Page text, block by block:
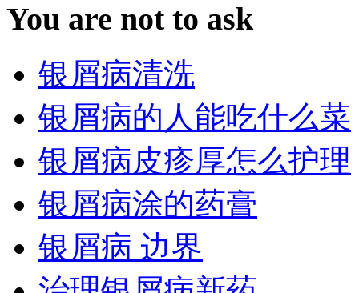
You are not to ask
银屑病清洗
银屑病的人能吃什么菜
银屑病皮疹厚怎么护理
银屑病涂的药膏
银屑病 边界